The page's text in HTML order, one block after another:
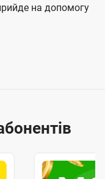
на допомогу